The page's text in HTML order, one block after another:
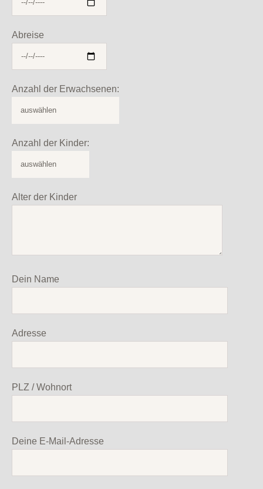
Abreise
Anzahl der Erwachsenen:
Anzahl der Kinder:
Alter der Kinder
Dein Name
Adresse
PLZ / Wohnort
Deine E-Mail-Adresse